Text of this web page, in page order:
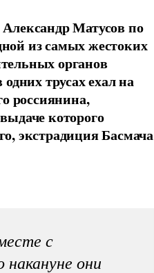
Матусов по
из самых жестоких
органов
трусах ехал на
россиянина,
которого
экстрадиция Басмача
с
накануне они